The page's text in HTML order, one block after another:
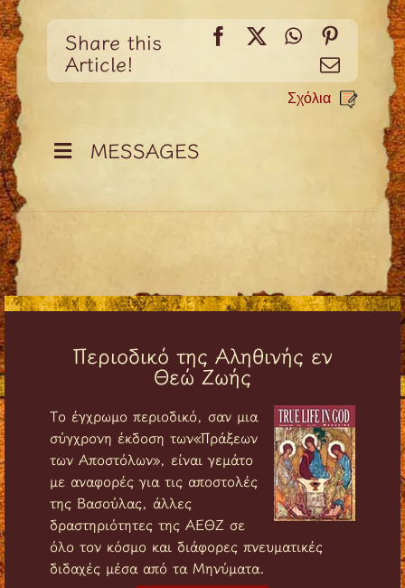
Share this
Article!
Facebook
X WhatsApp
Email
Σχόλια
MESSAGES
Περιοδικό της Αληθινής εν
Θεώ Ζωής
Tο έγχρωμο περιοδικό, σαν μια
σύγχρονη έκδοση των«Πράξεων
των Αποστόλων», είναι γεμάτο
με αναφορές για τις αποστολές
της Βασούλας, άλλες
δραστηριότητες της ΑΕΘΖ σε
όλο τον κόσμο και διάφορες πνευματικές
διδαχές μέσα από τα Μηνύματα.